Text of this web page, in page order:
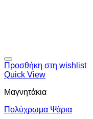
Προσθήκη στη wishlist
Quick View
Μαγνητάκια
Πολύχρωμα Ψάρια